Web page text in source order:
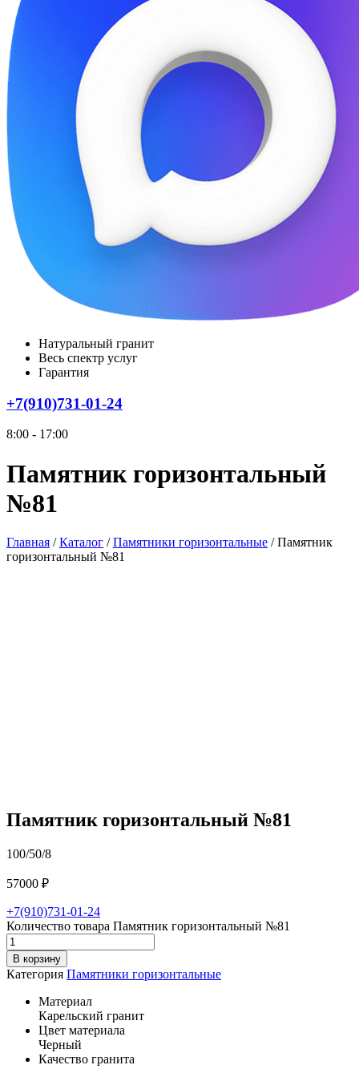
Натуральный гранит
Весь спектр услуг
Гарантия
+7(910)731-01-24
8:00 - 17:00
Памятник горизонтальный
№81
Главная /Каталог /Памятники горизонтальные /Памятник
горизонтальный №81
Памятник горизонтальный №81
100/50/8
57000 ₽
+7(910)731-01-24
Количество товара Памятник горизонтальный №81
В корзину
Категория Памятники горизонтальные
Материал
Карельский гранит
Цвет материала
Черный
Качество гранита